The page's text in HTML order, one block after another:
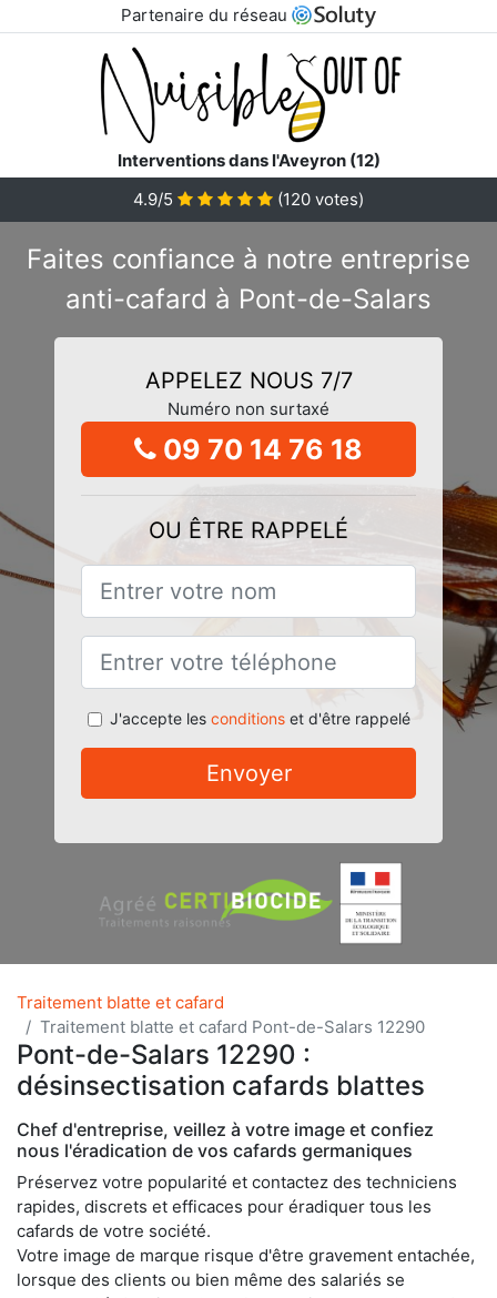
Partenaire du réseau
Interventions dans l'Aveyron (12)
4.9/5
(120 votes)
Faites confiance à notre entreprise
anti-cafard à Pont-de-Salars
APPELEZ NOUS 7/7
Numéro non surtaxé
09 70 14 76 18
OU ÊTRE RAPPELÉ
J'accepte les conditionset d'être rappelé
Envoyer
Traitement blatte et cafard
Traitement blatte et cafard Pont-de-Salars 12290
Pont-de-Salars 12290 :
désinsectisation cafards blattes
Chef d'entreprise, veillez à votre image et confiez
nous l'éradication de vos cafards germaniques
Préservez votre popularité et contactez des techniciens
rapides, discrets et efficaces pour éradiquer tous les
cafards de votre société.
Votre image de marque risque d'être gravement entachée,
lorsque des clients ou bien même des salariés se